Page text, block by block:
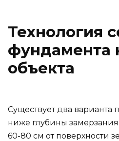
Технология
фундамента
объекта
Существует два варианта
ниже глубины
60-80 см от поверхности